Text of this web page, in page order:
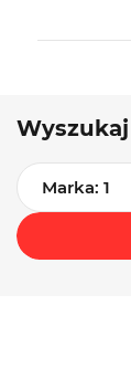
Marka: 1